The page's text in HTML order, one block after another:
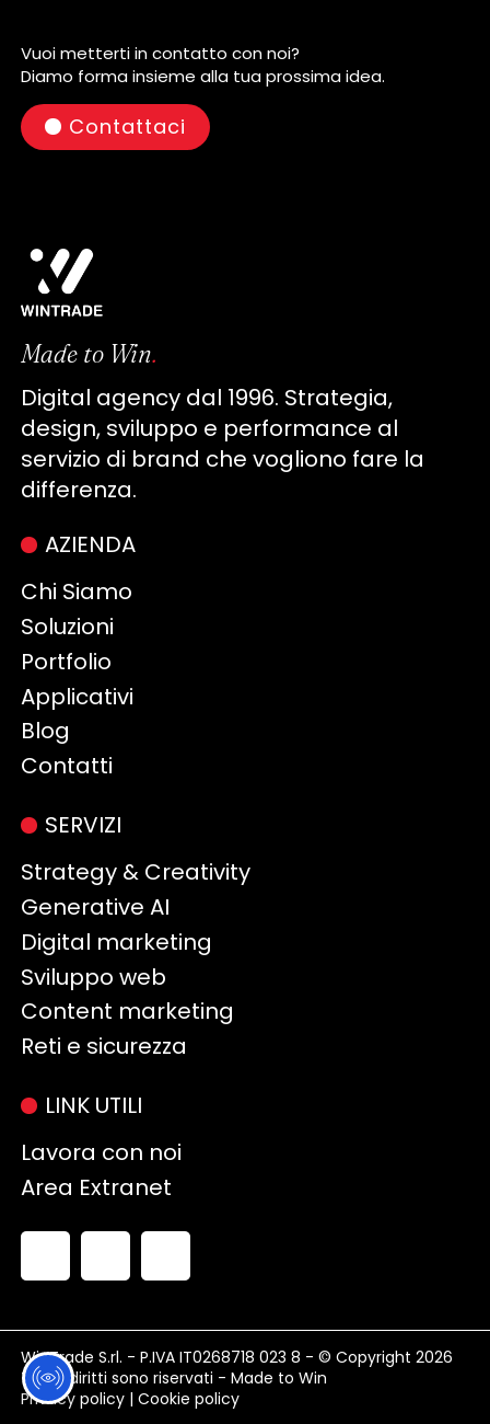
Vuoi metterti in contatto con noi?
Diamo forma insieme alla tua prossima idea.
Contattaci
Made to Win.
Digital agency dal 1996. Strategia,
design, sviluppo e performance al
servizio di brand che vogliono fare la
differenza.
AZIENDA
Chi Siamo
Soluzioni
Portfolio
Applicativi
Blog
Contatti
SERVIZI
Strategy & Creativity
Generative AI
Digital marketing
Sviluppo web
Content marketing
Reti e sicurezza
LINK UTILI
Lavora con noi
Area Extranet
WinTrade S.rl. - P.IVA IT0268718 023 8 - © Copyright 2026
Tutti i diritti sono riservati - Made to Win
Privacy policy| Cookie policy